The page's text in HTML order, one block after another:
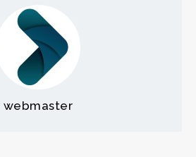
webmaster